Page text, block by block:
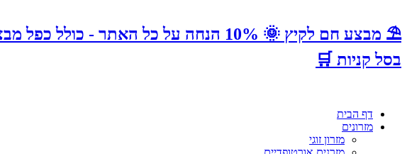
בסל קניות 🛒
דף הבית
מזרונים
מזרון זוגי